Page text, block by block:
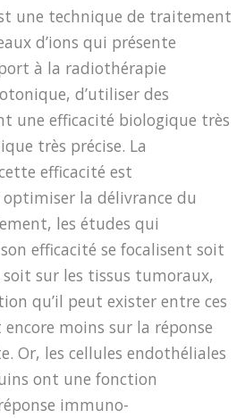
une technique de traitement
d’ions qui présente
à la radiothérapie
d’utiliser des
une efficacité biologique très
très précise. La
efficacité est
la délivrance du
les études qui
efficacité se focalisent soit
sur les tissus tumoraux,
qu’il peut exister entre ces
moins sur la réponse
Or, les cellules endothéliales
ont une fonction
immuno-